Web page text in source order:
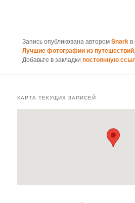
Запись опубликована авторомSnark в
Лучшие фотографии из путешествий,
Добавьте в закладки постоянную
КАРТА ТЕКУЩИХ ЗАПИСЕЙ